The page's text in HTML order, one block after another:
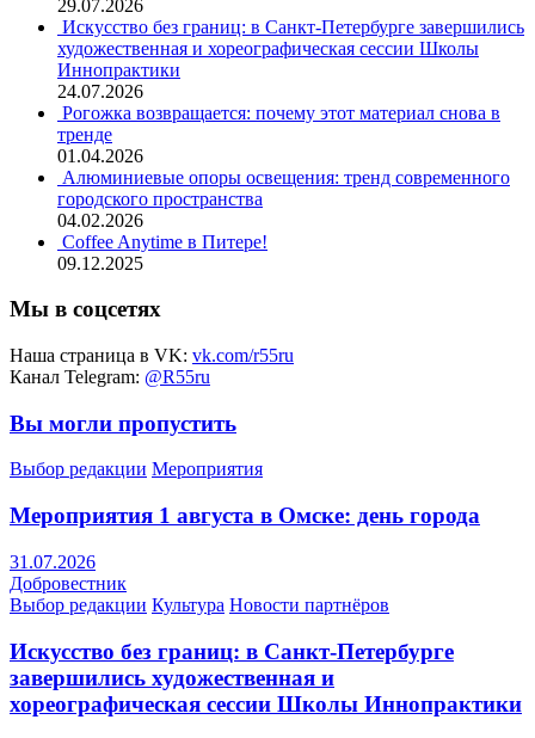
29.07.2026
Искусство без границ: в Санкт-Петербурге завершились
художественная и хореографическая сессии Школы
Иннопрактики
24.07.2026
Рогожка возвращается: почему этот материал снова в
тренде
01.04.2026
Алюминиевые опоры освещения: тренд современного
городского пространства
04.02.2026
Coffee Anytime в Питере!
09.12.2025
Мы в соцсетях
Наша страница в VK: vk.com/r55ru
Канал Telegram: @R55ru
Вы могли пропустить
Выбор редакции Мероприятия
Мероприятия 1 августа в Омске: день города
31.07.2026
Добровестник
Выбор редакции Культура Новости партнёров
Искусство без границ: в Санкт-Петербурге
завершились художественная и
хореографическая сессии Школы Иннопрактики